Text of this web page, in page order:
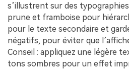
s’illustrent sur des
prune et framboise pour
pour le texte secondaire et
négatifs, pour éviter que
Conseil : appliquez une légère
tons sombres pour un effet